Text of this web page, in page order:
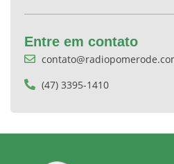
Entre em contato
(47) 3395-1410